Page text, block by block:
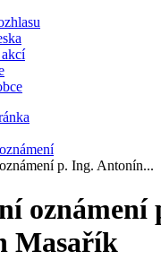
p. Ing. Antonín...
oznámení
Masařík